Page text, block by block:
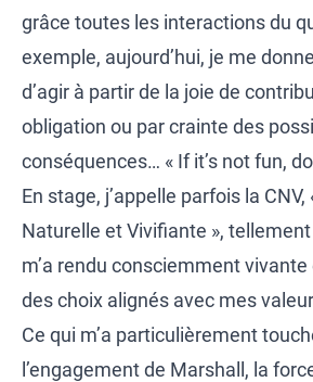
grâce toutes les interactions du
exemple, aujourd’hui, je me
d’agir à partir de la joie de
obligation ou par crainte des
conséquences… « If it’s not fun,
En stage, j’appelle parfois la
Naturelle et Vivifiante »,
m’a rendu consciemment vivante
des choix alignés avec mes
Ce qui m’a particulièrement
l’engagement de Marshall, la